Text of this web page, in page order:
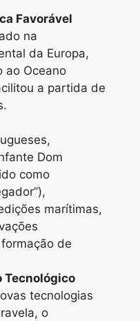
Favorável
na
da Europa,
ao Oceano
a partida de
Dom
como
marítimas,
de
Tecnológico
tecnologias
o